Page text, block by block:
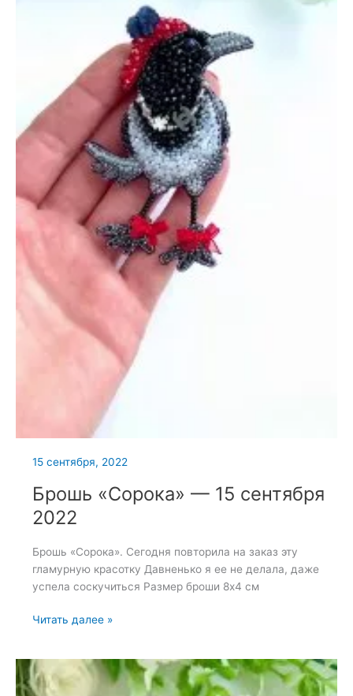
15 сентября, 2022
Брошь «Сорока» — 15 сентября
2022
Брошь «Сорока». Сегодня повторила на заказ эту
гламурную красотку Давненько я ее не делала, даже
успела соскучиться Размер броши 8х4 см
Брошь
15
сентября
Читать далее »